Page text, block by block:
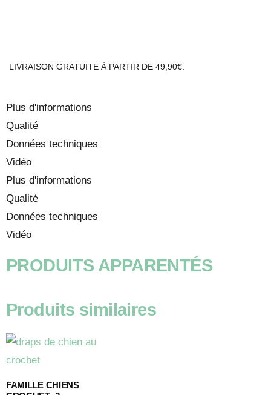
LIVRAISON GRATUITE À PARTIR DE 49,90€.
Plus d'informations
Qualité
Données techniques
Vidéo
Plus d'informations
Qualité
Données techniques
Vidéo
PRODUITS APPARENTÉS
Produits similaires
FAMILLE CHIENS